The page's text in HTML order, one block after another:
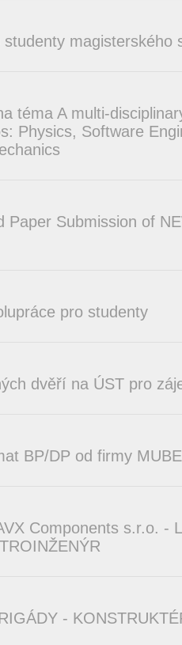
studenty magisterského
téma A multi-
Physics, Software
Paper Submission of
pro studenty
dvěří na ÚST pro
BP/DP od firmy
Components s.r.o. -
-